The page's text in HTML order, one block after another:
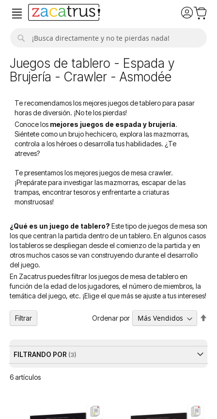
Juegos de tablero - Espada y
Brujería - Crawler - Asmodée
Te recomendamos los mejores juegos de tablero para pasar
horas de diversión. ¡No te los pierdas!
Conoce los mejores juegos de espada y brujería.
Siéntete como un brujo hechicero, explora las mazmorras,
controla a los héroes o desarrolla tus habilidades. ¿Te
atreves?
Te presentamos los mejores juegos de mesa crawler.
¡Prepárate para investigar las mazmorras, escapar de las
trampas, encontrar tesoros y enfrentarte a criaturas
monstruosas!
¿Qué es un juego de tablero? Este tipo de juegos de mesa son
los que centran la partida dentro de un tablero. En algunos casos
los tableros se despliegan desde el comienzo de la partida y en
otros muchos casos se van construyendo durante el desarrollo
del juego.
En Zacatrus puedes filtrar los juegos de mesa de tablero en
función de la edad de los jugadores, el número de miembros, la
temática del juego, etc. ¡Elige el que más se ajuste a tus intereses!
6artículos
Ordenar por
Filtrar
FILTRANDO POR